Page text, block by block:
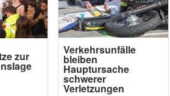
zur Verkehrsunfälle
bleiben
Hauptursache
schwerer
Verletzungen